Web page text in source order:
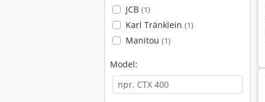
JCB (1)
Karl Tränklein (1)
Manitou (1)
Model: